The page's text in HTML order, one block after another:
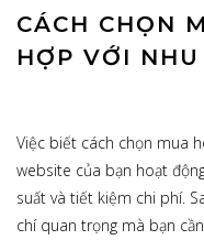
CÁCH CHỌN
HỢP VỚI
Việc biết cách chọn mua
website của bạn hoạt
suất và tiết kiệm chi phí.
chí quan trọng mà bạn